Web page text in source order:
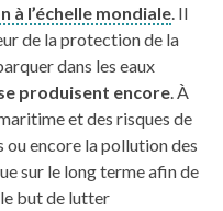
à l’échelle mondiale. Il
de la protection de la
dans les eaux
produisent encore. À
et des risques de
ou encore la pollution des
sur le long terme afin de
but de lutter